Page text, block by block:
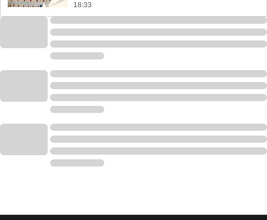
18:33